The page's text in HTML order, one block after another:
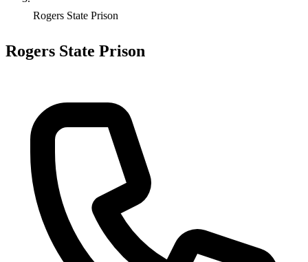
Rogers State Prison
Rogers State Prison